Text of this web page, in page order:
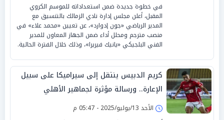
في خطوة جديدة ضمن استعداداته للموسم الكروي
المقبل، أعلن مجلس إدارة نادي الزمالك بالتنسيق مع
المدير الرياضي «جون إدوارد»، عن تعيين «محمد علاء» في
منصب مترجم ومحلل أداء ضمن الجهاز المعاون للمدير
الفني البلجيكي «يانيك فيريرا»، وذلك خلال الفترة الحالية.
كريم الدبيس ينتقل إلى سيراميكا على سبيل
الإعارة.. ورسالة مؤثرة لجماهير الأهلي
الأحد 13/يوليو/2025 - 05:47 م